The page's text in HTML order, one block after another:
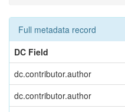
Full metadata record
DC Field
dc.contributor.author
dc.contributor.author